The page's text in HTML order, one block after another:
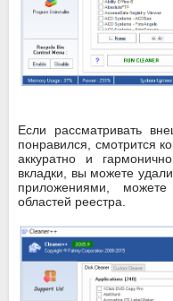
Если рассматривать
понравился, смотрится
аккуратно и
вкладки, вы можете
приложениями,
областей реестра.